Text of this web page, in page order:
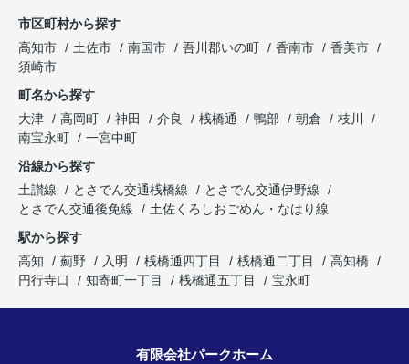
市区町村から探す
高知市
土佐市 南国市 吾川郡いの町 香南市
香美市
須崎市
町名から探す
大津
高岡町 神田 介良 桟橋通 鴨部 朝倉
枝川
南宝永町
一宮中町
沿線から探す
土讃線
とさでん交通桟橋線
とさでん交通伊野線
とさでん交通後免線
土佐くろしおごめん・なはり線
駅から探す
高知
薊野 入明 桟橋通四丁目 桟橋通二丁目
高知橋
円行寺口
知寄町一丁目 桟橋通五丁目 宝永町
有限会社パークホーム